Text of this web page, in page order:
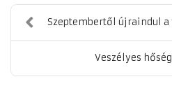
Szeptembertől újraindul
Veszélyes